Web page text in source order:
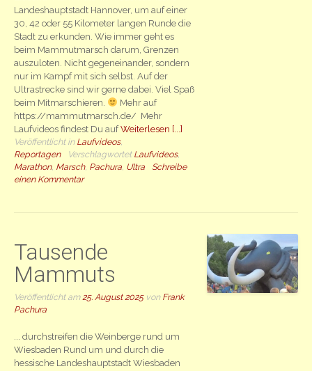
Landeshauptstadt Hannover, um auf einer
30, 42 oder 55 Kilometer langen Runde die
Stadt zu erkunden. Wie immer geht es
beim Mammutmarsch darum, Grenzen
auszuloten. Nicht gegeneinander, sondern
nur im Kampf mit sich selbst. Auf der
Ultrastrecke sind wir gerne dabei. Viel Spaß
beim Mitmarschieren.
Mehr auf
https://mammutmarsch.de/ Mehr
Laufvideos findest Du aufWeiterlesen [...]
Veröffentlicht in Laufvideos,
Reportagen
Verschlagwortet Laufvideos,
Marathon, Marsch, Pachura, Ultra
Schreibe
einen Kommentar
Tausende
Mammuts
Veröffentlicht am25. August 2025von Frank
Pachura
... durchstreifen die Weinberge rund um
Wiesbaden Rund um und durch die
hessische Landeshauptstadt Wiesbaden